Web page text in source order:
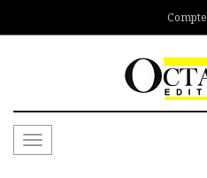
Compte
Toggle